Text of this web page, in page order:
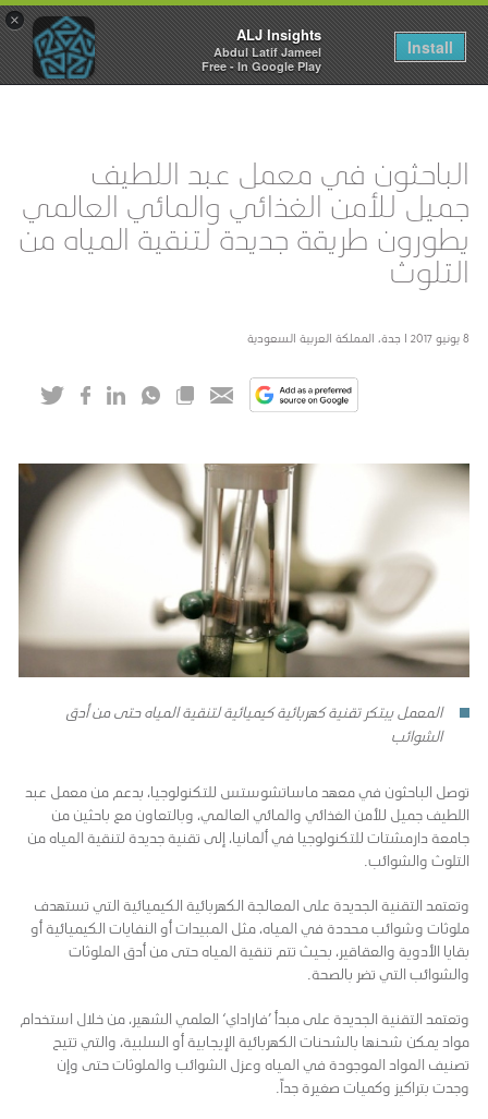
×
ALJ Insights
Abdul Latif Jameel
Free - In Google Play
Install
Toggle
navigation
الباحثون في معمل عبد اللطيف
جميل للأمن الغذائي والمائي العالمي
يطورون طريقة جديدة لتنقية المياه من
التلوث
8 يونيو 2017 I جدة، المملكة العربية السعودية
المعمل يبتكر تقنية كهربائية كيميائية لتنقية المياه حتى من أدق
الشوائب
توصل الباحثون في معهد ماساتشوستس للتكنولوجيا، بدعم من معمل عبد
اللطيف جميل للأمن الغذائي والمائي العالمي، وبالتعاون مع باحثين من
جامعة دارمشتات للتكنولوجيا في ألمانيا، إلى تقنية جديدة لتنقية المياه من
التلوث والشوائب.
وتعتمد التقنية الجديدة على المعالجة الكهربائية الكيميائية التي تستهدف
ملوثات وشوائب محددة في المياه، مثل المبيدات أو النفايات الكيميائية أو
بقايا الأدوية والعقاقير، بحيث تتم تنقية المياه حتى من أدق الملوثات
والشوائب التي تضر بالصحة.
وتعتمد التقنية الجديدة على مبدأ ’فاراداي‘ العلمي الشهير، من خلال استخدام
مواد يمكن شحنها بالشحنات الكهربائية الإيجابية أو السلبية، والتي تتيح
تصنيف المواد الموجودة في المياه وعزل الشوائب والملوثات حتى وإن
وجدت بتراكيز وكميات صغيرة جداً.